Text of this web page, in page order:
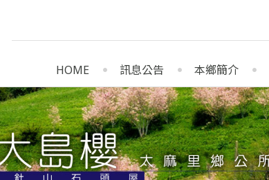
HOME 訊息公告 本鄉簡介